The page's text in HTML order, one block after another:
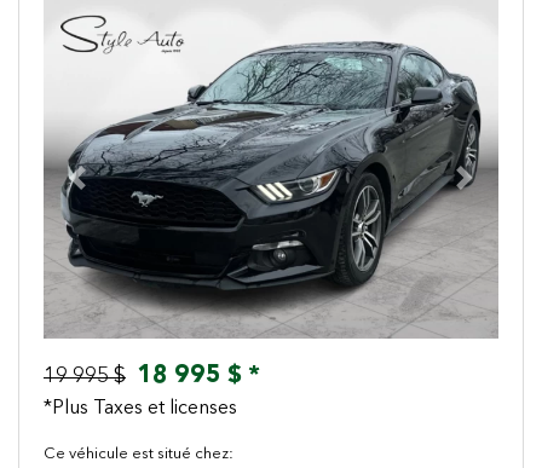
Previous Next
19 995 $ 18 995 $ *
*Plus Taxes et licenses
Ce véhicule est situé chez: